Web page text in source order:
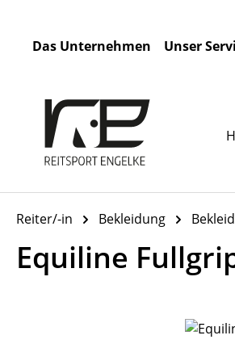
Das Unternehmen
Unser
Reiter/-in Bekleidung
Equiline